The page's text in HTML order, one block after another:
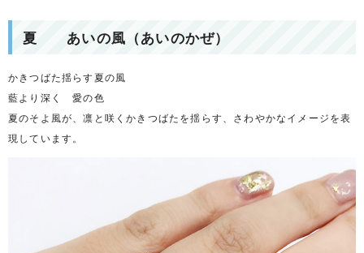
夏 あいの風（あいのかぜ）
かきつばた揺らす夏の風
藍より深く 愛の色
夏のそよ風が、凛と咲くかきつばたを揺らす、さわやかなイメージを表
現しています。